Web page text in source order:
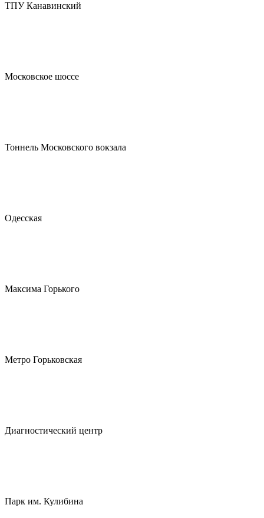
ТПУ Канавинский
Московское шоссе
Тоннель Московского вокзала
Одесская
Максима Горького
Метро Горьковская
Диагностический центр
Парк им. Кулибина